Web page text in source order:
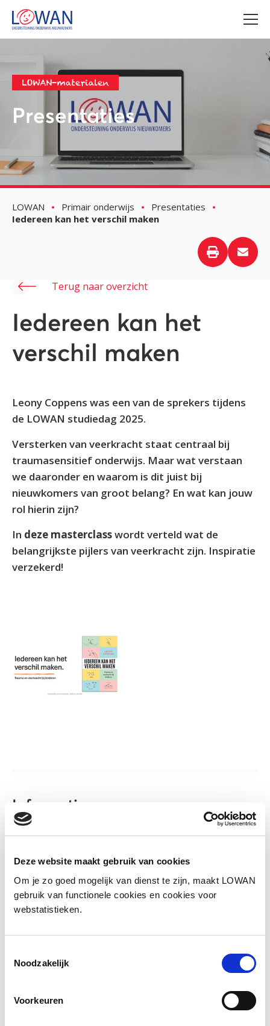
Deze website maakt gebruik van cookies
Om je zo goed mogelijk van dienst te zijn, maakt LOWAN
gebruik van functionele cookies en cookies voor
webstatistieken.
Noodzakelijk
Voorkeuren
LOWAN-materialen
Presentaties
LOWAN Primair onderwijs
Presentaties
Iedereen kan het verschil maken
Terug naar overzicht
Iedereen kan het
verschil maken
Leony Coppens was een van de sprekers tijdens
de LOWAN studiedag 2025.
Versterken van veerkracht staat centraal bij
traumasensitief onderwijs. Maar wat verstaan
we daaronder en waarom is dit juist bij
nieuwkomers van groot belang? En wat kan jouw
rol hierin zijn?
In deze masterclasswordt verteld wat de
belangrijkste pijlers van veerkracht zijn. Inspiratie
verzekerd!
Informatie
Sprekers: Leony Coppens
Jaar van uitgave: 2025